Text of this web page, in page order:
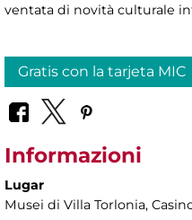
ventata di novità culturale
Gratis con la tarjeta MIC
Informazioni
Lugar
Musei di Villa Torlonia,